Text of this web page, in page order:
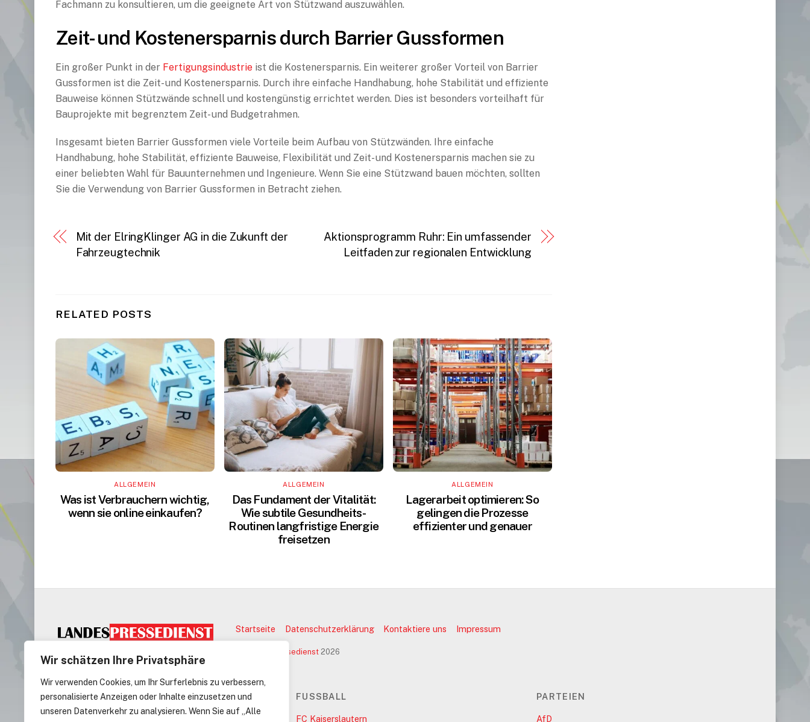
Wir schätzen Ihre Privatsphäre
Wir verwenden Cookies, um Ihr Surferlebnis zu verbessern,
personalisierte Anzeigen oder Inhalte einzusetzen und
unseren Datenverkehr zu analysieren. Wenn Sie auf „Alle
Fachmann zu konsultieren, um die geeignete Art von Stützwand auszuwählen.
Zeit- und Kostenersparnis durch Barrier Gussformen
Ein großer Punkt in der Fertigungsindustrie ist die Kostenersparnis. Ein weiterer großer Vorteil von Barrier
Gussformen ist die Zeit- und Kostenersparnis. Durch ihre einfache Handhabung, hohe Stabilität und effiziente
Bauweise können Stützwände schnell und kostengünstig errichtet werden. Dies ist besonders vorteilhaft für
Bauprojekte mit begrenztem Zeit- und Budgetrahmen.
Insgesamt bieten Barrier Gussformen viele Vorteile beim Aufbau von Stützwänden. Ihre einfache
Handhabung, hohe Stabilität, effiziente Bauweise, Flexibilität und Zeit- und Kostenersparnis machen sie zu
einer beliebten Wahl für Bauunternehmen und Ingenieure. Wenn Sie eine Stützwand bauen möchten, sollten
Sie die Verwendung von Barrier Gussformen in Betracht ziehen.
Mit der ElringKlinger AG in die Zukunft der
Fahrzeugtechnik
Aktionsprogramm Ruhr: Ein umfassender
Leitfaden zur regionalen Entwicklung
RELATED POSTS
ALLGEMEIN
Was ist Verbrauchern wichtig,
wenn sie online einkaufen?
ALLGEMEIN
Das Fundament der Vitalität:
Wie subtile Gesundheits-
Routinen langfristige Energie
freisetzen
ALLGEMEIN
Lagerarbeit optimieren: So
gelingen die Prozesse
effizienter und genauer
Startseite Datenschutzerklärung Kontaktiere uns Impressum
Landespressedienst 2026
EASYCREDIT-BBL FUSSBALL
FC Kaiserslautern
PARTEIEN
AfD